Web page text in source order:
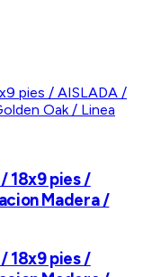
18x9 pies /
Madera /
18x9 pies /